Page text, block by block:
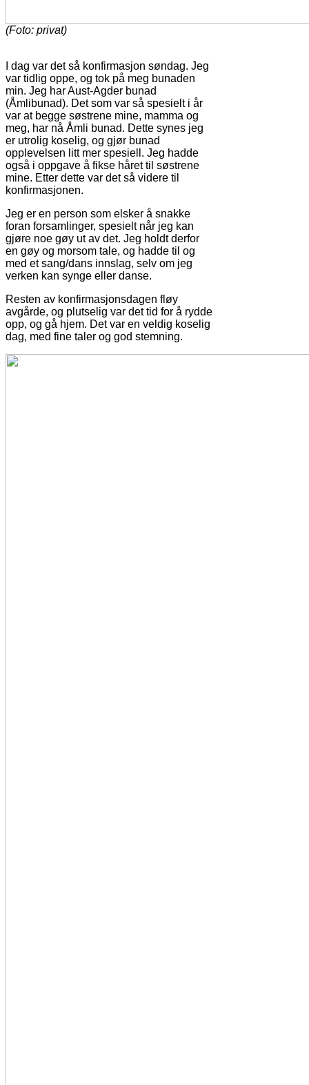
(Foto: privat)
I dag var det så konfirmasjon søndag. Jeg
var tidlig oppe, og tok på meg bunaden
min. Jeg har Aust-Agder bunad
(Åmlibunad). Det som var så spesielt i år
var at begge søstrene mine, mamma og
meg, har nå Åmli bunad. Dette synes jeg
er utrolig koselig, og gjør bunad
opplevelsen litt mer spesiell. Jeg hadde
også i oppgave å fikse håret til søstrene
mine. Etter dette var det så videre til
konfirmasjonen.
Jeg er en person som elsker å snakke
foran forsamlinger, spesielt når jeg kan
gjøre noe gøy ut av det. Jeg holdt derfor
en gøy og morsom tale, og hadde til og
med et sang/dans innslag, selv om jeg
verken kan synge eller danse.
Resten av konfirmasjonsdagen fløy
avgårde, og plutselig var det tid for å rydde
opp, og gå hjem. Det var en veldig koselig
dag, med fine taler og god stemning.